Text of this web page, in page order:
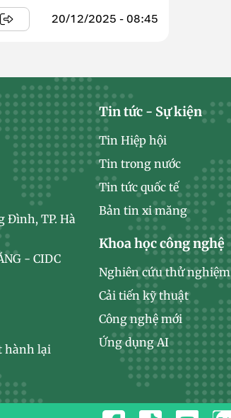
khánh ...
20/12/2025 - 08:45
Đình, TP. Hà
- CIDC
hành lại
Tin tức - Sự kiện
Tin Hiệp hội
Tin trong nước
Tin tức quốc tế
Bản tin xi măng
Khoa học công nghệ
Nghiên cứu thử nghiệm
Cải tiến kỹ thuật
Công nghệ mới
Ứng dụng AI